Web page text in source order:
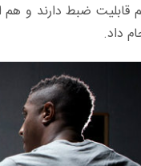
قابلیت ضبط دارند و
داد.